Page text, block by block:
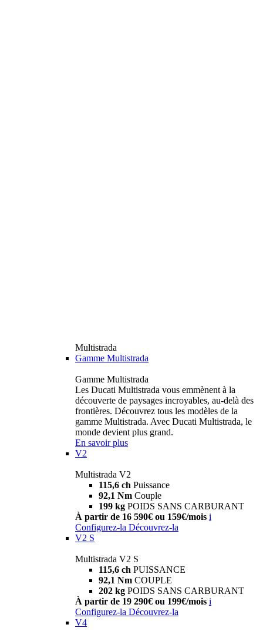
Multistrada
Gamme Multistrada
Gamme Multistrada
Les Ducati Multistrada vous emmènent à la
découverte de paysages incroyables, au-delà des
frontières. Découvrez tous les modèles de la
gamme Multistrada. Avec Ducati Multistrada, le
monde devient plus grand.
En savoir plus
V2
Multistrada V2
115,6 ch Puissance
92,1 Nm Couple
199 kg POIDS SANS CARBURANT
À partir de 16 590€ ou 159€/mois i
Configurez-la Découvrez-la
V2 S
Multistrada V2 S
115,6 ch PUISSANCE
92,1 Nm COUPLE
202 kg POIDS SANS CARBURANT
À partir de 19 290€ ou 199€/mois i
Configurez-la Découvrez-la
V4